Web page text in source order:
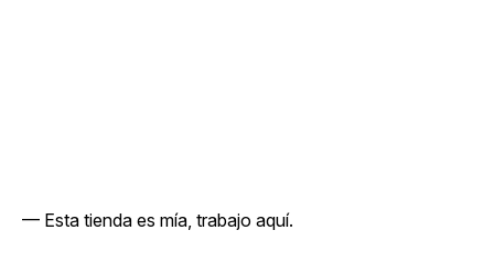
— Esta tienda es mía, trabajo aquí.